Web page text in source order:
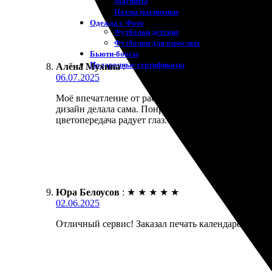
Пазлы магнитные
Одежда с Фото
Футболки детские
Футболки для взрослых
Бьюти-боксы
Подарочные сертификаты
Алёна Мухина :
06.07.2025
Моё впечатление от работы с этой компанией
дизайн делала сама. Понравился широкий выбор
цветопередача радует глаз. Заказ пришёл
Юра Белоусов : ★ ★ ★ ★ ★
02.06.2025
Отличный сервис! Заказал печать календарей –